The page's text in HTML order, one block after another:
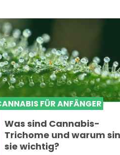
FÜR ANFÄNGER
Was sind Cannabis-
Trichome und warum
sie wichtig?